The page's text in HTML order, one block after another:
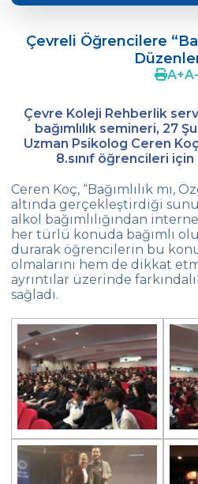
Ergenlerde Cinsel
Desteklenmesi / Efsun
18. Yeşil Küre Çevre
İslamoğlu’nun
Çevre
Lisesi Öğrenciileri
Gezisinde!
Çevre Lisesi Tarihin
Kabataş Model
Çevre Kolejinde 19
Yıldız Kız Takımımız
Heybeliada’da
Team Spirit Camp – Şile
Çevre Lisesi “Aşiyan
Çevreli Öğrencilere
A+A-
Çevre Koleji Rehberlik
bağımlılık semineri, 27
Uzman Psikolog Ceren
8.sınıf öğrencileri
Ceren Koç, “Bağımlılık mı,
altında gerçekleştirdiği
alkol bağımlılığından
her türlü konuda bağımlı
durarak öğrencilerin bu
olmalarını hem de dikkat
ayrıntılar üzerinde
sağladı.